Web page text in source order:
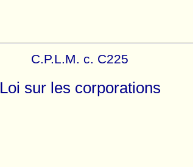
C.P.L.M. c. C225
Loi sur les corporations